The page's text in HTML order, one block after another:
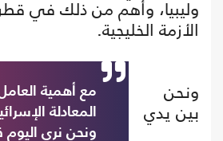
وليبيا، وأهم من ذلك في
الأزمة الخليجية.
مع أهمية
المعادلة
ونحن نرى اليوم
ونحن
بين يدي